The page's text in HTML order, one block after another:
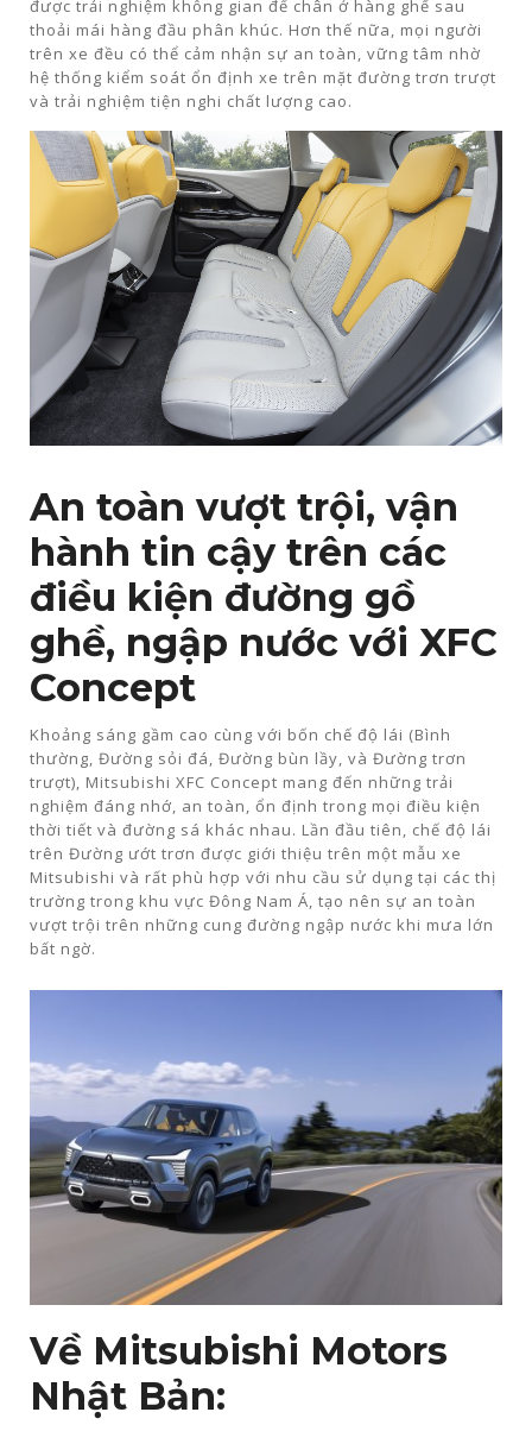
được trải nghiệm không gian để chân ở hàng ghế sau
thoải mái hàng đầu phân khúc. Hơn thế nữa, mọi người
trên xe đều có thể cảm nhận sự an toàn, vững tâm nhờ
hệ thống kiểm soát ổn định xe trên mặt đường trơn trượt
và trải nghiệm tiện nghi chất lượng cao.
An toàn vượt trội, vận
hành tin cậy trên các
điều kiện đường gồ
ghề, ngập nước với XFC
Concept
Khoảng sáng gầm cao cùng với bốn chế độ lái (Bình
thường, Đường sỏi đá, Đường bùn lầy, và Đường trơn
trượt), Mitsubishi XFC Concept mang đến những trải
nghiệm đáng nhớ, an toàn, ổn định trong mọi điều kiện
thời tiết và đường sá khác nhau. Lần đầu tiên, chế độ lái
trên Đường ướt trơn được giới thiệu trên một mẫu xe
Mitsubishi và rất phù hợp với nhu cầu sử dụng tại các thị
trường trong khu vực Đông Nam Á, tạo nên sự an toàn
vượt trội trên những cung đường ngập nước khi mưa lớn
bất ngờ.
Về Mitsubishi Motors
Nhật Bản: